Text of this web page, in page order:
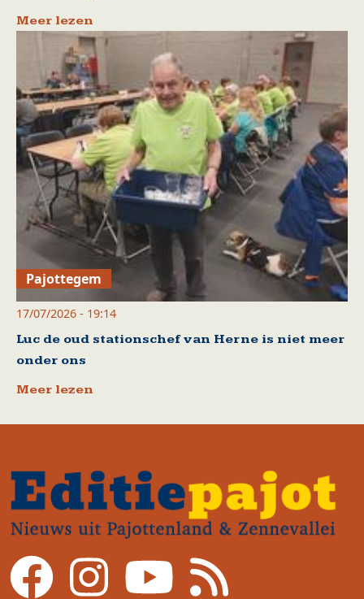
Meer lezen
Pajottegem
17/07/2026 - 19:14
Luc de oud stationschef van Herne is niet meer
onder ons
Meer lezen